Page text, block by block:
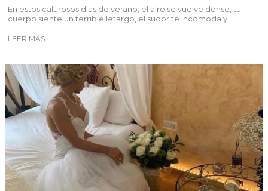
En estos calurosos dias de verano, el aire se vuelve denso, tu
cuerpo siente un terrible letargo, el sudor te incomoda y ...
LEER MÁS